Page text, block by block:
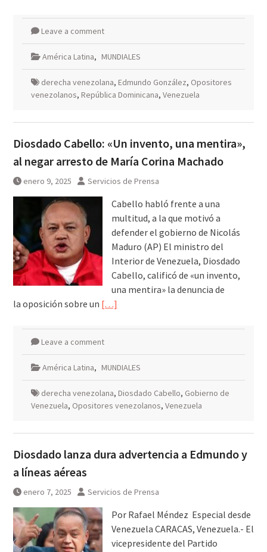
Leave a comment
América Latina, MUNDIALES
derecha venezolana, Edmundo González, Opositores
venezolanos, República Dominicana, Venezuela
Diosdado Cabello: «Un invento, una mentira»,
al negar arresto de María Corina Machado
enero 9, 2025 Servicios de Prensa
Cabello habló frente a una
multitud, a la que motivó a
defender el gobierno de Nicolás
Maduro (AP) El ministro del
Interior de Venezuela, Diosdado
Cabello, calificó de «un invento,
una mentira» la denuncia de
la oposición sobre un […]
Leave a comment
América Latina, MUNDIALES
derecha venezolana, Diosdado Cabello, Gobierno de
Venezuela, Opositores venezolanos, Venezuela
Diosdado lanza dura advertencia a Edmundo y
a líneas aéreas
enero 7, 2025 Servicios de Prensa
Por Rafael Méndez Especial desde
Venezuela CARACAS, Venezuela.- El
vicepresidente del Partido